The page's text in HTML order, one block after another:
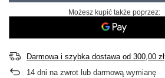
Możesz kupić także poprzez:
Darmowa i szybka dostawaod 300,00 zł
14 dni na zwrot lub darmową wymianę